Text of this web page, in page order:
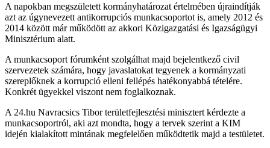
A napokban megszületett kormányhatározat értelmében újraindítják
azt az úgynevezett antikorrupciós munkacsoportot is, amely 2012 és
2014 között már működött az akkori Közigazgatási és Igazságügyi
Minisztérium alatt.
A munkacsoport fórumként szolgálhat majd bejelentkező civil
szervezetek számára, hogy javaslatokat tegyenek a kormányzati
szereplőknek a korrupció elleni fellépés hatékonyabbá tételére.
Konkrét ügyekkel viszont nem foglalkoznak.
A 24.hu Navracsics Tibor területfejlesztési minisztert kérdezte a
munkacsoportról, aki azt mondta, hogy a tervek szerint a KIM
idején kialakított mintának megfelelően működtetik majd a testületet.